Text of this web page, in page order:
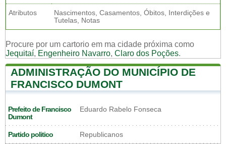
Atributos
Nascimentos, Casamentos, Óbitos, Interdições e
Tutelas, Notas
Procure por um cartorio em ma cidade próxima como
Jequitaí, Engenheiro Navarro, Claro dos Poções.
ADMINISTRAÇÃO DO MUNICÍPIO DE
FRANCISCO DUMONT
Prefeito de Francisco
Dumont
Eduardo Rabelo Fonseca
Partido politico Republicanos